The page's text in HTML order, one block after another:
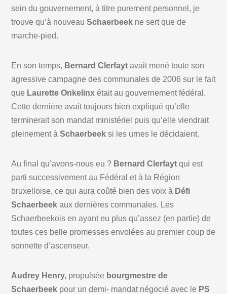
sein du gouvernement, à titre purement personnel, je
trouve qu’à nouveauSchaerbeek ne sert que de
marche-pied.
En son temps, Bernard Clerfayt avait mené toute son
agressive campagne des communales de 2006 sur le fait
que Laurette Onkelinx était au gouvernement fédéral.
Cette dernière avait toujours bien expliqué qu’elle
terminerait son mandat ministériel puis qu’elle viendrait
pleinement àSchaerbeek si les urnes le décidaient.
Au final qu’avons-nous eu ? Bernard Clerfayt qui est
parti successivement au Fédéral et à la Région
bruxelloise, ce qui aura coûté bien des voix à Défi
Schaerbeek aux dernières communales. Les
Schaerbeekois en ayant eu plus qu’assez (en partie) de
toutes ces belle promesses envolées au premier coup de
sonnette d’ascenseur.
Audrey Henry, propulsée bourgmestre de
Schaerbeek pour un demi- mandat négocié avec le PS